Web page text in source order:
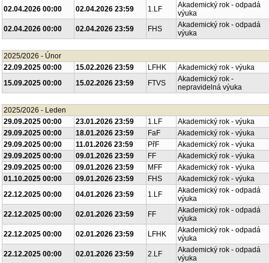
02.04.2026 00:00
02.04.2026 23:59 1.LF
Akademický rok - odpadá
výuka
02.04.2026 00:00
02.04.2026 23:59 FHS
Akademický rok - odpadá
výuka
2025/2026 - Únor
22.09.2025 00:00
15.02.2026 23:59 LFHK
Akademický rok - výuka
15.09.2025 00:00
15.02.2026 23:59 FTVS
Akademický rok -
nepravidelná výuka
2025/2026 - Leden
29.09.2025 00:00
23.01.2026 23:59 1.LF
Akademický rok - výuka
29.09.2025 00:00
18.01.2026 23:59 FaF
Akademický rok - výuka
29.09.2025 00:00
11.01.2026 23:59 PřF
Akademický rok - výuka
29.09.2025 00:00
09.01.2026 23:59 FF
Akademický rok - výuka
29.09.2025 00:00
09.01.2026 23:59 MFF
Akademický rok - výuka
01.10.2025 00:00
09.01.2026 23:59 FHS
Akademický rok - výuka
22.12.2025 00:00
04.01.2026 23:59 1.LF
Akademický rok - odpadá
výuka
22.12.2025 00:00
02.01.2026 23:59 FF
Akademický rok - odpadá
výuka
22.12.2025 00:00
02.01.2026 23:59 LFHK
Akademický rok - odpadá
výuka
22.12.2025 00:00
02.01.2026 23:59 2.LF
Akademický rok - odpadá
výuka